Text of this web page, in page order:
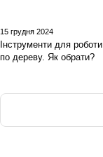
15 грудня 2024
Інструменти для роботи
по дереву. Як обрати?